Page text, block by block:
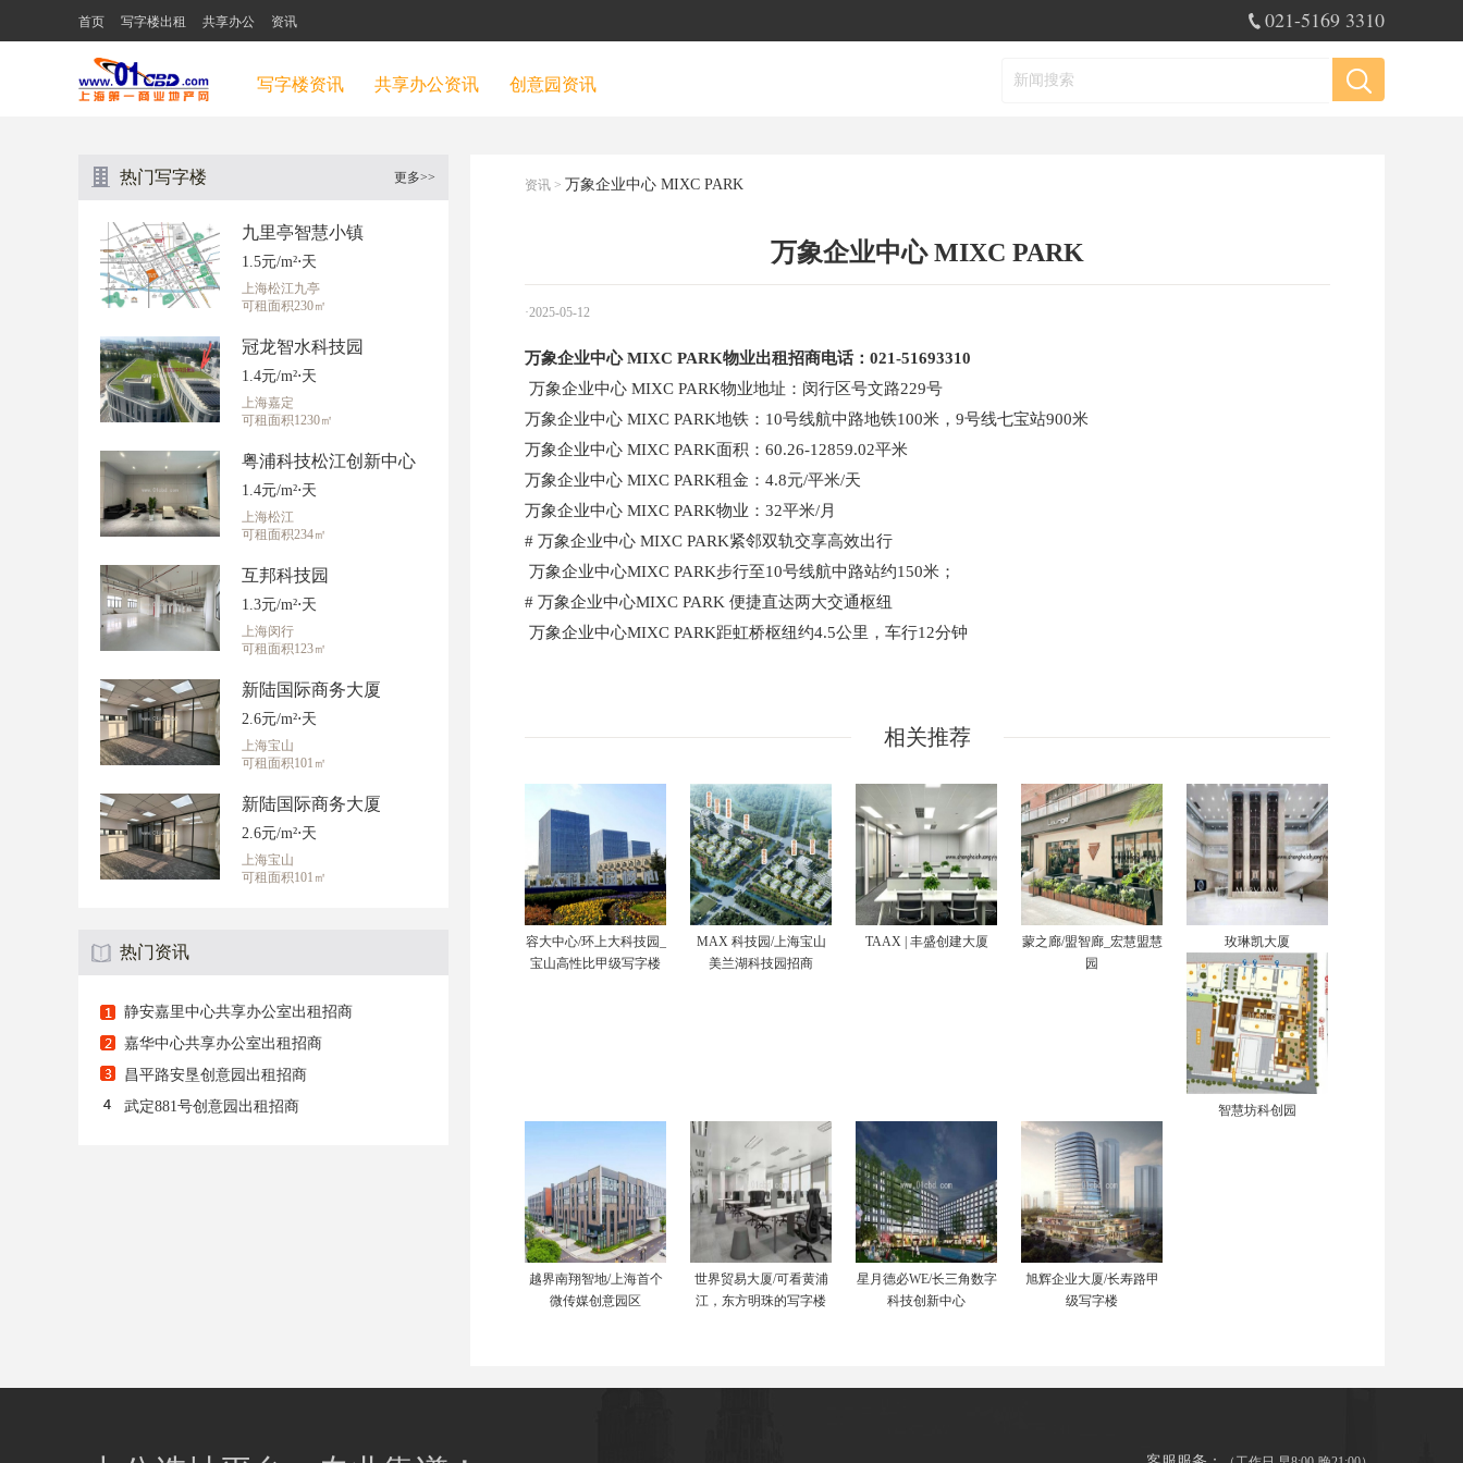
首页 写字楼出租 共享办公 资讯 021-5169 3310
写字楼资讯 共享办公资讯 创意园资讯
热门写字楼 更多>>
九里亭智慧小镇
1.5元/m²⋅天
上海松江九亭
可租面积230㎡
冠龙智水科技园
1.4元/m²⋅天
上海嘉定
可租面积1230㎡
粤浦科技松江创新中心
1.4元/m²⋅天
上海松江
可租面积234㎡
互邦科技园
1.3元/m²⋅天
上海闵行
可租面积123㎡
新陆国际商务大厦
2.6元/m²⋅天
上海宝山
可租面积101㎡
新陆国际商务大厦
2.6元/m²⋅天
上海宝山
可租面积101㎡
热门资讯
静安嘉里中心共享办公室出租招商
嘉华中心共享办公室出租招商
昌平路安垦创意园出租招商
武定881号创意园出租招商
资讯 > 万象企业中心 MIXC PARK
万象企业中心 MIXC PARK
·2025-05-12
万象企业中心 MIXC PARK物业出租招商电话：021-51693310
万象企业中心 MIXC PARK物业地址：闵行区号文路229号
万象企业中心 MIXC PARK地铁：10号线航中路地铁100米，9号线七宝站900米
万象企业中心 MIXC PARK面积：60.26-12859.02平米
万象企业中心 MIXC PARK租金：4.8元/平米/天
万象企业中心 MIXC PARK物业：32平米/月
# 万象企业中心 MIXC PARK紧邻双轨交享高效出行
万象企业中心MIXC PARK步行至10号线航中路站约150米；
# 万象企业中心MIXC PARK 便捷直达两大交通枢纽
万象企业中心MIXC PARK距虹桥枢纽约4.5公里，车行12分钟
相关推荐
容大中心/环上大科技园_
宝山高性比甲级写字楼
MAX 科技园/上海宝山
美兰湖科技园招商
TAAX | 丰盛创建大厦
蒙之廊/盟智廊_宏慧盟慧
园
玫琳凯大厦
智慧坊科创园
越界南翔智地/上海首个
微传媒创意园区
世界贸易大厦/可看黄浦
江，东方明珠的写字楼
星月德必WE/长三角数字
科技创新中心
旭辉企业大厦/长寿路甲
级写字楼